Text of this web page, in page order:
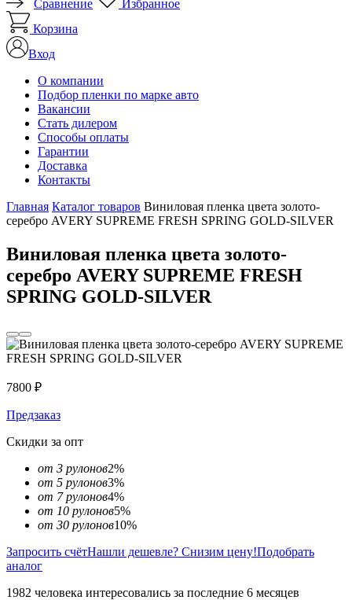
Сравнение
Избранное
Корзина
Вход
О компании
Подбор пленки по марке авто
Вакансии
Стать дилером
Способы оплаты
Гарантии
Доставка
Контакты
Главная Каталог товаров Виниловая пленка цвета золото-
серебро AVERY SUPREME FRESH SPRING GOLD-SILVER
Виниловая пленка цвета золото-
серебро AVERY SUPREME FRESH
SPRING GOLD-SILVER
7800 ₽
Предзаказ
Скидки за опт
от 3 рулонов2%
от 5 рулонов3%
от 7 рулонов4%
от 10 рулонов5%
от 30 рулонов10%
Запросить счётНашли дешевле? Снизим цену!Подобрать
аналог
1982 человека интересовались за последние 6 месяцев